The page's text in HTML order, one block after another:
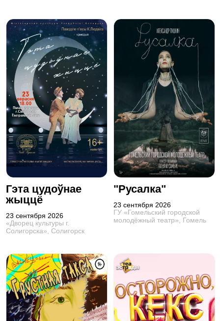
Гэта цудоўнае
жыццё
23 сентября 2026
«Дворец культуры г.
Солигорска», Солигорск
"Русалка"
23 сентября 2026
ГУ «Гомельский городской
молодёжный театр», Гомель